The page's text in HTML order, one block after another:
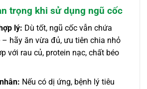
trọng khi sử dụng ngũ cốc
lý: Dù tốt, ngũ cốc vẫn chứa
hãy ăn vừa đủ, ưu tiên chia nhỏ
với rau củ, protein nạc, chất béo
Nếu có dị ứng, bệnh lý tiêu